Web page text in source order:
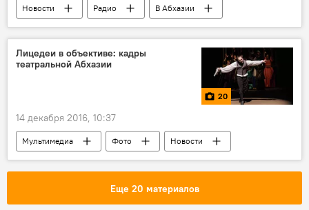
Новости Радио В Абхазии
Лицедеи в объективе: кадры
театральной Абхазии
20
14 декабря 2016, 10:37
Мультимедиа Фото
Новости
В Абхазии
Культура
Еще 20 материалов